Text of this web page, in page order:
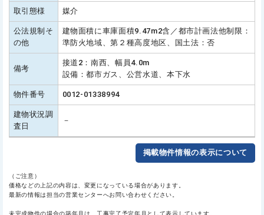
取引態様 媒介
公法規制そ
の他
建物面積に車庫面積9.47m2含／都市計画法他制限：
準防火地域、第２種高度地区、国土法：否
備考
接道2：南西、幅員4.0m
設備：都市ガス、公営水道、本下水
物件番号 0012-01338994
建物状況調
査日
－
掲載物件情報の表示について
（ご注意）
価格などの上記の内容は、変更になっている場合があります。
最新の情報は担当の営業センターへお問い合わせください。
未完成物件の場合の築年月は、工事完了予定年月として表示しています。